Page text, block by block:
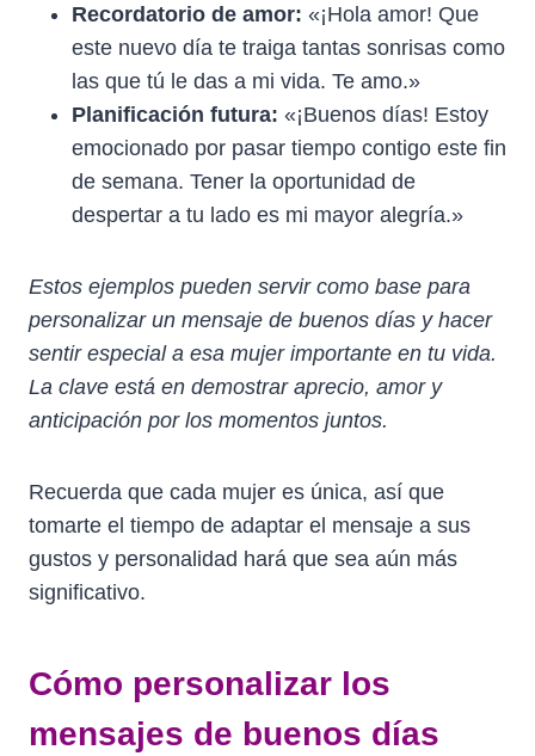
Recordatorio de amor: «¡Hola amor! Que
este nuevo día te traiga tantas sonrisas como
las que tú le das a mi vida. Te amo.»
Planificación futura: «¡Buenos días! Estoy
emocionado por pasar tiempo contigo este fin
de semana. Tener la oportunidad de
despertar a tu lado es mi mayor alegría.»
Estos ejemplos pueden servir como base para
personalizar un mensaje de buenos días y hacer
sentir especial a esa mujer importante en tu vida.
La clave está en demostrar aprecio, amor y
anticipación por los momentos juntos.
Recuerda que cada mujer es única, así que
tomarte el tiempo de adaptar el mensaje a sus
gustos y personalidad hará que sea aún más
significativo.
Cómo personalizar los
mensajes de buenos días